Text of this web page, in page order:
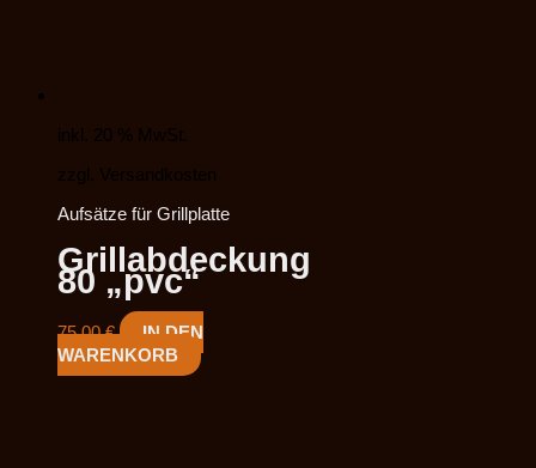
inkl. 20 % MwSt.
zzgl. Versandkosten
Aufsätze für Grillplatte
Grillabdeckung
80 „pvc“
75,00€
IN DEN
WARENKORB